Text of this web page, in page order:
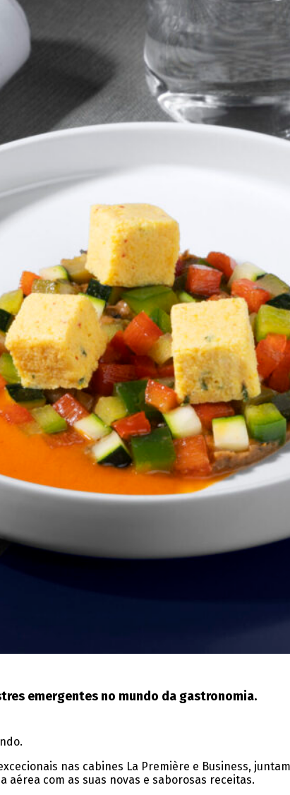
emergentes no mundo da gastronomia.
nas cabines La Première e Business,
com as suas novas e saborosas receitas.